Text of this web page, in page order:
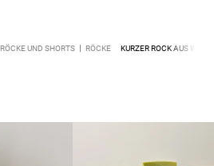
RÖCKE UND SHORTS RÖCKE KURZER ROCK AUS